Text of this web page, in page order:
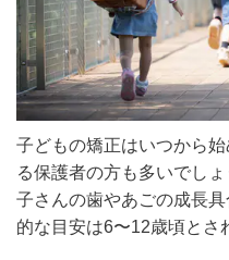
子どもの矯正はいつから
る保護者の方も多いでし
子さんの歯やあごの成長
的な目安は6〜12歳頃とさ